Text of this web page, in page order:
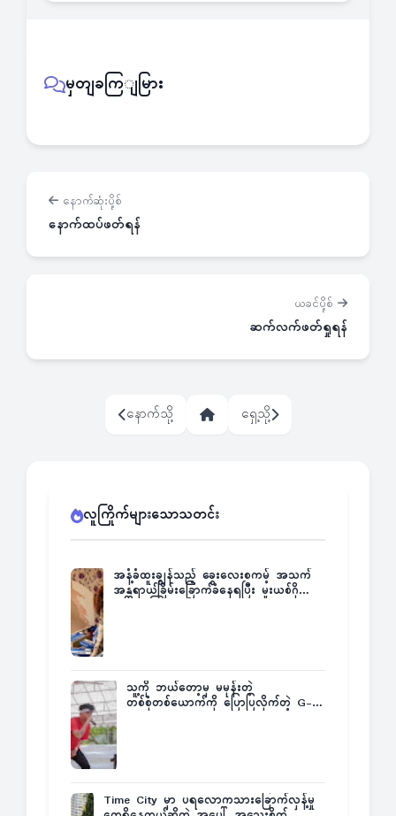
မှတျခကြျမြား
နောက်ဆုံးပို့စ်
နောက်ထပ်ဖတ်ရန်
ယခင်ပို့စ်
ဆက်လက်ဖတ်ရှုရန်
နောက်သို့ ရှေ့သို့
လူကြိုက်များသောသတင်း
အနံ့ခံထူးချွန်သည့် ခွေးလေးစကမ့် အသက်
အန္တရာယ်ခြိမ်းခြောက်ခံနေရပြီး မူးယစ်ဂိုဏ်း
သူ့ကို ဘယ်တော့မှ မမုန်းတဲ့
တစ်စုံတစ်ယောက်ကို ပြောပြလိုက်တဲ့ G-
Time City မှာ ပရလောကသားခြောက်လှန့်မှု